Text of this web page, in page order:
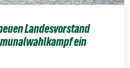
Landesvorstand
ein